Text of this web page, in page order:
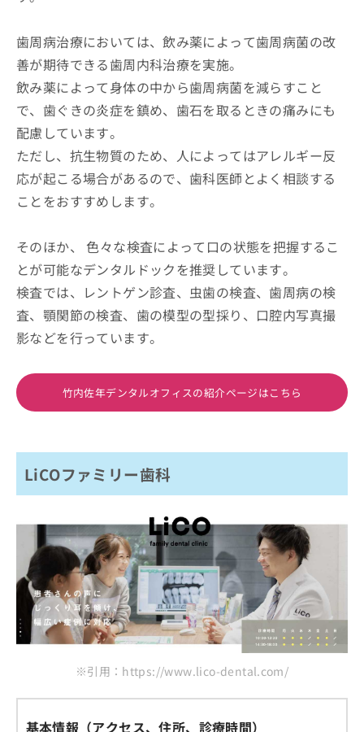
歯周病治療においては、飲み薬によって歯周病菌の改
善が期待できる歯周内科治療を実施。
飲み薬によって身体の中から歯周病菌を減らすこと
で、歯ぐきの炎症を鎮め、歯石を取るときの痛みにも
配慮しています。
ただし、抗生物質のため、人によってはアレルギー反
応が起こる場合があるので、歯科医師とよく相談する
ことをおすすめします。
そのほか、 色々な検査によって口の状態を把握するこ
とが可能なデンタルドックを推奨しています。
検査では、レントゲン診査、虫歯の検査、歯周病の検
査、顎関節の検査、歯の模型の型採り、口腔内写真撮
影などを行っています。
竹内佐年デンタルオフィスの紹介ページはこちら
LiCOファミリー歯科
※引用：https://www.lico-dental.com/
基本情報（アクセス、住所、診療時間）